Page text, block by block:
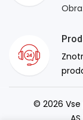
© 2026 Vse